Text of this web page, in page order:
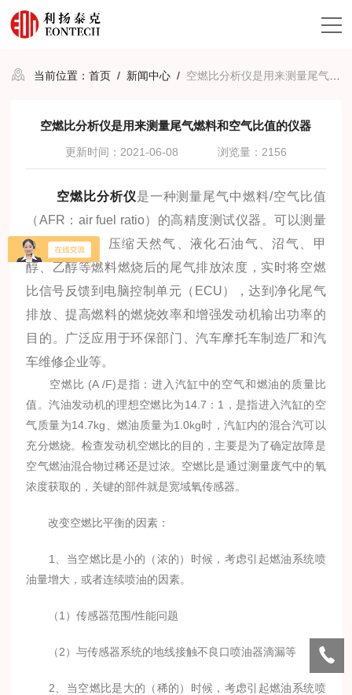
当前位置：首页 / 新闻中心 / 空燃比分析仪是用来测量尾气燃料和空气比值的仪器
空燃比分析仪是用来测量尾气燃料和空气比值的仪器
更新时间：2021-06-08 浏览量：2156
空燃比分析仪是一种测量尾气中燃料/空气比值
（AFR：air fuel ratio）的高精度测试仪器。可以测量
汽油、柴油、压缩天然气、液化石油气、沼气、甲
醇、乙醇等燃料燃烧后的尾气排放浓度，实时将空燃
比信号反馈到电脑控制单元（ECU），达到净化尾气
排放、提高燃料的燃烧效率和增强发动机输出功率的
目的。广泛应用于环保部门、汽车摩托车制造厂和汽
车维修企业等。
空燃比 (A /F)是指：进入汽缸中的空气和燃油的质量比
值。汽油发动机的理想空燃比为14.7：1，是指进入汽缸的空
气质量为14.7kg、燃油质量为1.0kg时，汽缸内的混合汽可以
充分燃烧。检查发动机空燃比的目的，主要是为了确定故障是
空气燃油混合物过稀还是过浓。空燃比是通过测量废气中的氧
浓度获取的，关键的部件就是宽域氧传感器。
改变空燃比平衡的因素：
1、当空燃比是小的（浓的）时候，考虑引起燃油系统喷
油量增大，或者连续喷油的因素。
（1）传感器范围/性能问题
（2）与传感器系统的地线接触不良口喷油器滴漏等
2、当空燃比是大的（稀的）时候，考虑引起燃油系统喷